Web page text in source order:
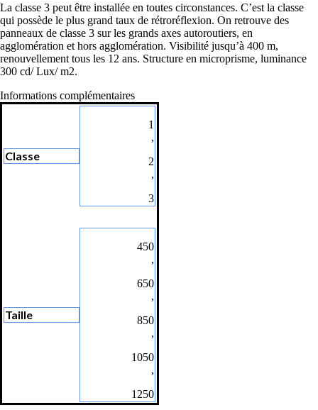
La classe 3 peut être installée en toutes circonstances. C’est la classe
qui possède le plus grand taux de rétroréflexion. On retrouve des
panneaux de classe 3 sur les grands axes autoroutiers, en
agglomération et hors agglomération. Visibilité jusqu’à 400 m,
renouvellement tous les 12 ans. Structure en microprisme, luminance
300 cd/ Lux/ m2.
Informations complémentaires
Classe
1
,
2
,
3
Taille
450
,
650
,
850
,
1050
,
1250